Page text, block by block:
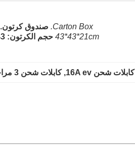
Carton Box. صندوق كرتون.
43*43*21cm حجم الكرتون: 43 * 43 * 21 س
كابلات شحن 16A ev , كابلات شحن 3 مراحل